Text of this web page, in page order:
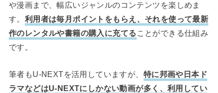
や漫画まで、幅広いジャンルのコンテンツを楽しめま
す。 利用者は毎月ポイントをもらえ、それを使って最新
作のレンタルや書籍の購入に充てる ことができる仕組み
です。
筆者もU-NEXTを活用していますが、 特に邦画や日本ド
ラマなどはU-NEXTにしかない動画が多く、利用してい